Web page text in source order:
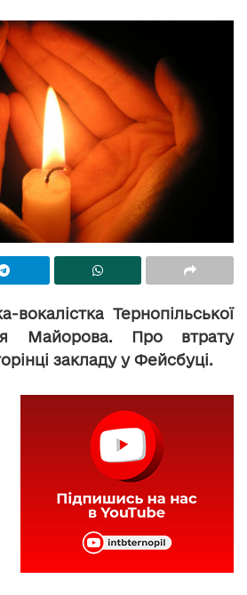
вокалістка Тернопільської
Майорова. Про втрату
закладу у Фейсбуці.